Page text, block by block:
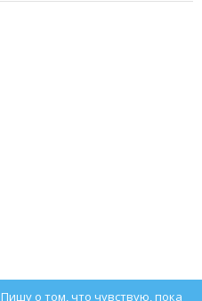
Пишу о том, что чувствую, пока